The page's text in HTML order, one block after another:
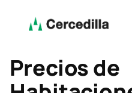
Precios de